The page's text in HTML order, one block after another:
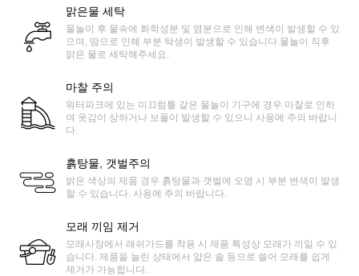
맑은물 세탁
물놀이 후 물속에 화학성분 및 염분으로 인해 변색이 발생할 수 있
으며, 땀으로 인해 부분 탁생이 발생할 수 있습니다.물놀이 직후
맑은 물로 세탁해주세요.
마찰 주의
워터파크에 있는 미끄럼틀 같은 물놀이 기구에 경우 마찰로 인하
여 옷감이 상하거나 보풀이 발생할 수 있으니 사용에 주의 바랍니
다.
흙탕물, 갯벌주의
밝은 색상의 제품 경우 흙탕물과 갯벌에 오염 시 부분 변색이 발생
할 수 있습니다. 사용에 주의 바랍니다.
모래 끼임 제거
모래사장에서 래쉬가드를 착용 시 제품 특성상 모래가 끼일 수 있
습니다. 제품을 늘린 상태에서 얇은 솔 등으로 쓸어 모래를 쉽게
제거가 가능합니다.